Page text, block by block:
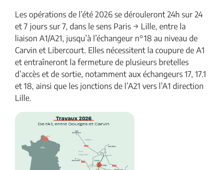
Les opérations de l’été 2026 se dérouleront 24h sur 24
et 7 jours sur 7, dans le sens Paris → Lille, entre la
liaison A1/A21, jusqu’à l’échangeur n°18 au niveau de
Carvin et Libercourt. Elles nécessitent la coupure de A1
et entraîneront la fermeture de plusieurs bretelles
d’accès et de sortie, notamment aux échangeurs 17, 17.1
et 18, ainsi que les jonctions de l’A21 vers l’A1 direction
Lille.